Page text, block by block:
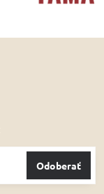
Odoberať